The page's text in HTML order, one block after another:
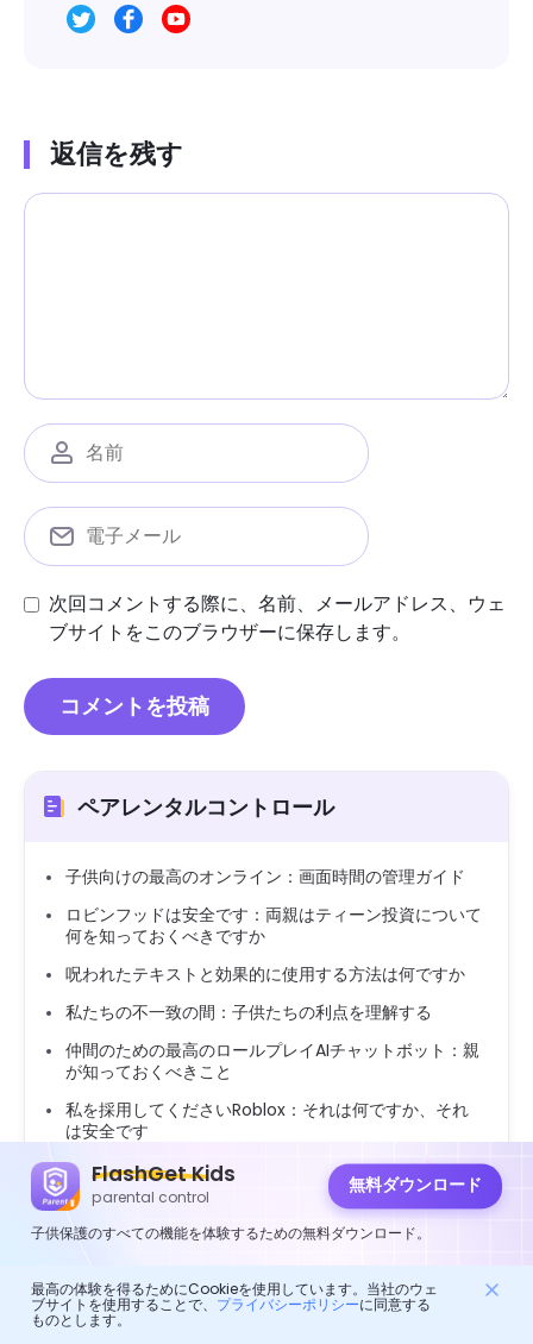
返信を残す
次回コメントする際に、名前、メールアドレス、ウェ
ブサイトをこのブラウザーに保存します。
ペアレンタルコントロール
子供向けの最高のオンライン：画面時間の管理ガイド
ロビンフッドは安全です：両親はティーン投資について
何を知っておくべきですか
呪われたテキストと効果的に使用する方法は何ですか
私たちの不一致の間：子供たちの利点を理解する
仲間のための最高のロールプレイAIチャットボット：親
が知っておくべきこと
私を採用してくださいRoblox：それは何ですか、それ
は安全です
誰もが関与し続けるベビーシャワーゲーム
Zaddy Slangを除去する：意味、使用、トレンド、そ
して親が話す方法
ソフトコアポルノとは何ですか：親とユーザーが知って
おくべきこと
Tumblrセーフモード：オフにする方法、修正、親のヒ
FlashGet Kids
parental control
無料ダウンロード
子供保護のすべての機能を体験するための無料ダウンロード。
最高の体験を得るためにCookieを使用しています。当社のウェ
ブサイトを使用することで、 プライバシーポリシーに同意する
ものとします。